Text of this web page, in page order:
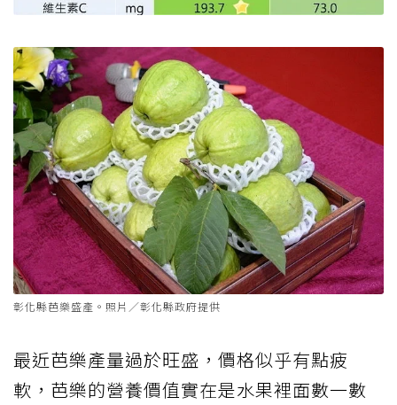
彰化縣芭樂盛產。照片／彰化縣政府提供
最近芭樂產量過於旺盛，價格似乎有點疲
軟，芭樂的營養價值實在是水果裡面數一數